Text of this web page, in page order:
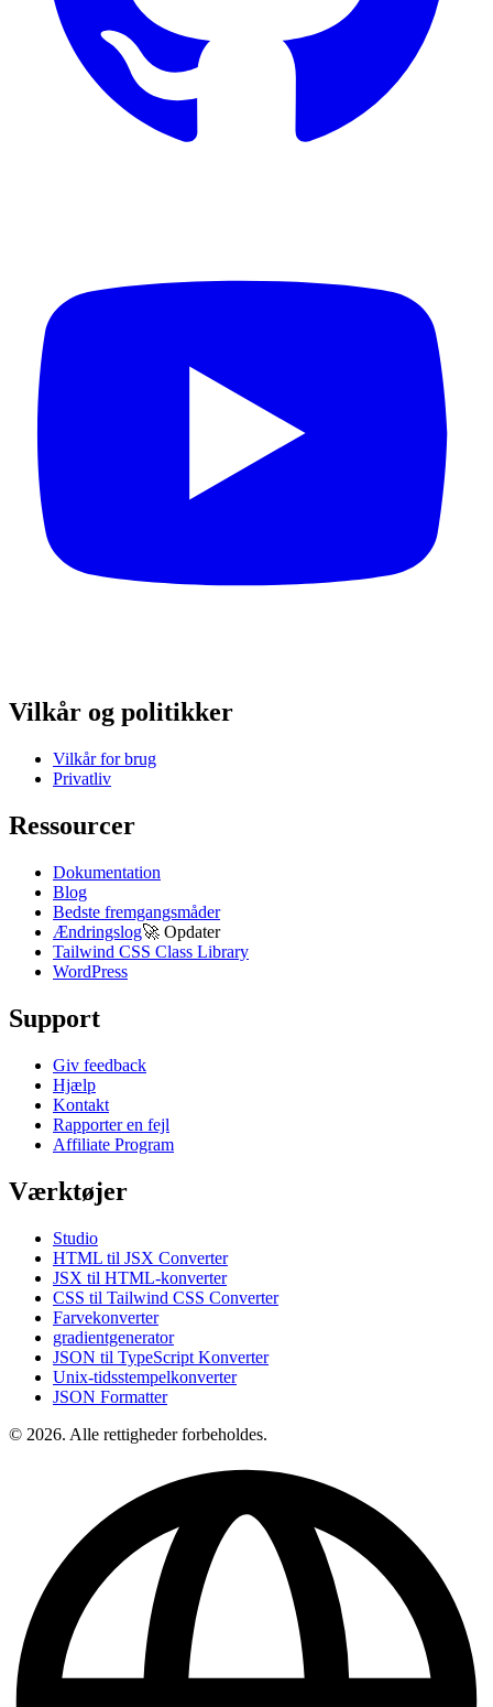
Vilkår og politikker
Vilkår for brug
Privatliv
Ressourcer
Dokumentation
Blog
Bedste fremgangsmåder
Ændringslog🚀 Opdater
Tailwind CSS Class Library
WordPress
Support
Giv feedback
Hjælp
Kontakt
Rapporter en fejl
Affiliate Program
Værktøjer
Studio
HTML til JSX Converter
JSX til HTML-konverter
CSS til Tailwind CSS Converter
Farvekonverter
gradientgenerator
JSON til TypeScript Konverter
Unix-tidsstempelkonverter
JSON Formatter
© 2026. Alle rettigheder forbeholdes.